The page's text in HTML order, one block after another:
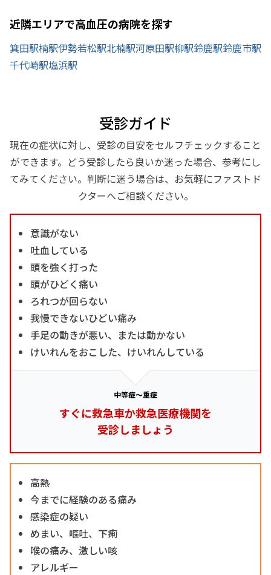
近隣エリアで高血圧の病院を探す
箕田駅楠駅伊勢若松駅北楠駅河原田駅柳駅鈴鹿駅鈴鹿市駅
千代崎駅塩浜駅
受診ガイド
現在の症状に対し、受診の目安をセルフチェックすること
ができます。どう受診したら良いか迷った場合、参考にし
てみてください。判断に迷う場合は、お気軽にファストド
クターへご相談ください。
意識がない
吐血している
頭を強く打った
頭がひどく痛い
ろれつが回らない
我慢できないひどい痛み
手足の動きが悪い、または動かない
けいれんをおこした、けいれんしている
中等症～重症
すぐに救急車か救急医療機関を
受診しましょう
高熱
今までに経験のある痛み
感染症の疑い
めまい、嘔吐、下痢
喉の痛み、激しい咳
アレルギー